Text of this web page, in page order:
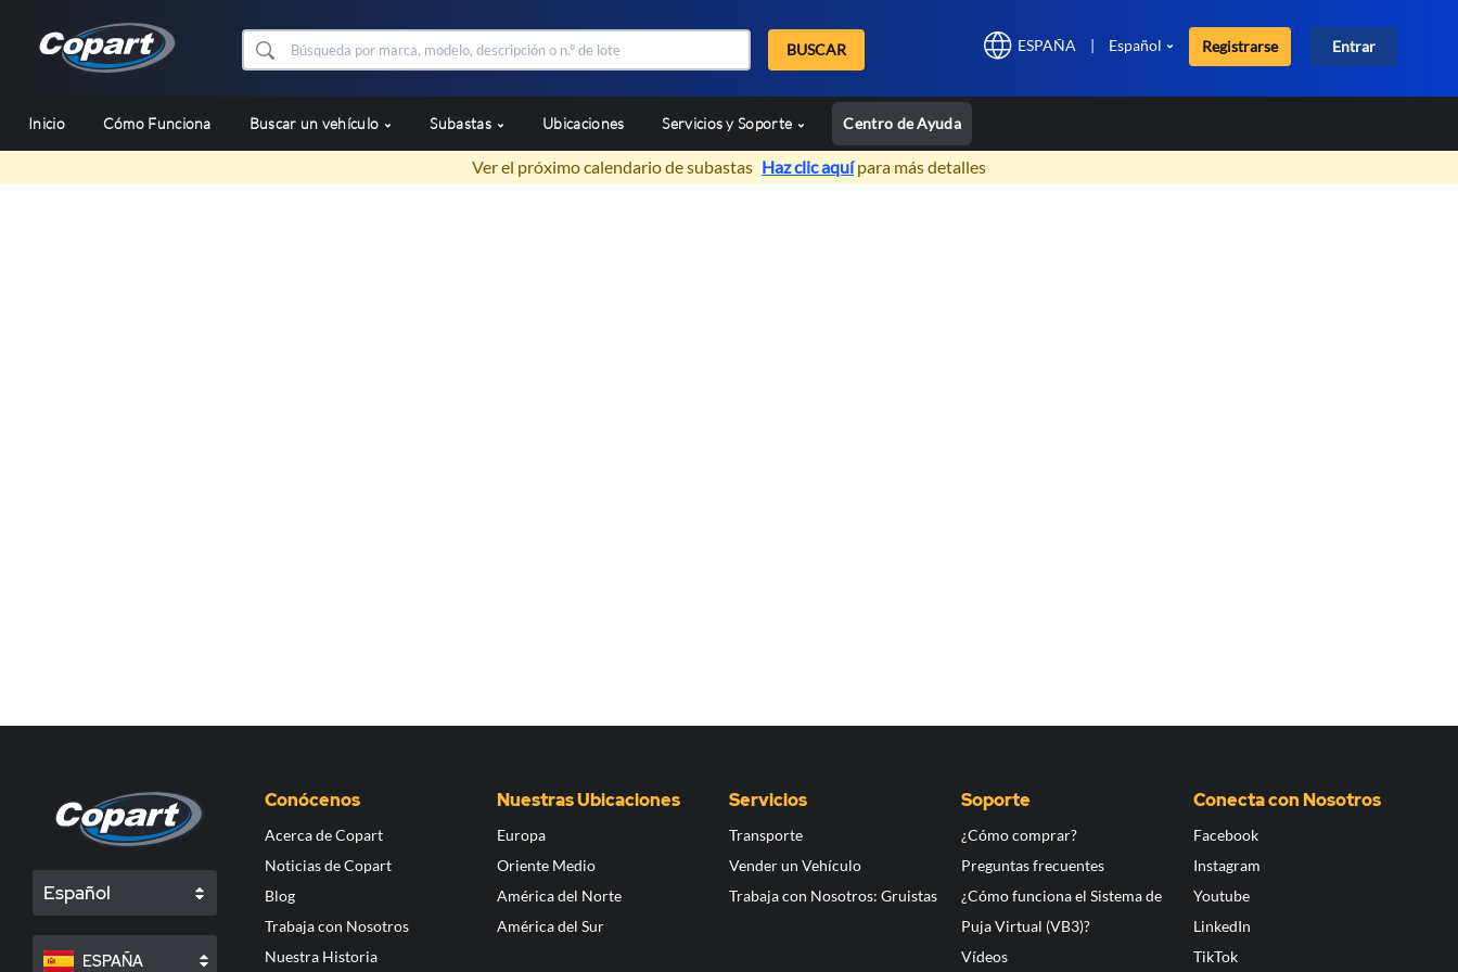
BUSCAR ESPAÑA | Español Registrarse Entrar
Inicio Cómo Funciona Buscar un vehículo Subastas Ubicaciones Servicios y Soporte Centro de Ayuda
Ver el próximo calendario de subastas Haz clic aquípara más detalles
Español
ESPAÑA
Conócenos
Acerca de Copart
Noticias de Copart
Blog
Trabaja con Nosotros
Nuestra Historia
Nuestras Ubicaciones
Europa
Oriente Medio
América del Norte
América del Sur
Servicios
Transporte
Vender un Vehículo
Trabaja con Nosotros: Gruistas
Soporte
¿Cómo comprar?
Preguntas frecuentes
¿Cómo funciona el Sistema de
Puja Virtual (VB3)?
Vídeos
Conecta con Nosotros
Facebook
Instagram
Youtube
LinkedIn
TikTok